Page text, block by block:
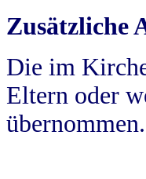
Zusätzliche
Die im
Eltern oder
übernommen.